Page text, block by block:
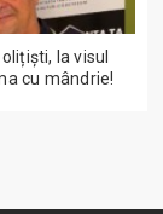
la visul
cu mândrie!